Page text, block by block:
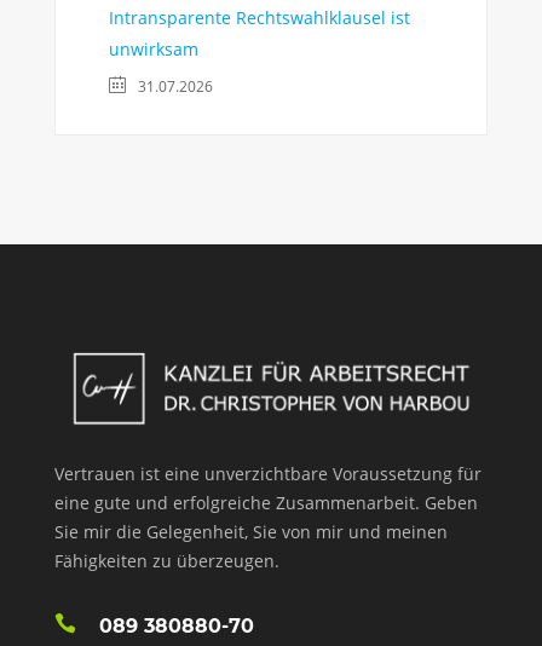
Intransparente Rechtswahlklausel ist
unwirksam
31.07.2026
Vertrauen ist eine unverzichtbare Voraussetzung für
eine gute und erfolgreiche Zusammenarbeit. Geben
Sie mir die Gelegenheit, Sie von mir und meinen
Fähigkeiten zu überzeugen.
089 380880-70